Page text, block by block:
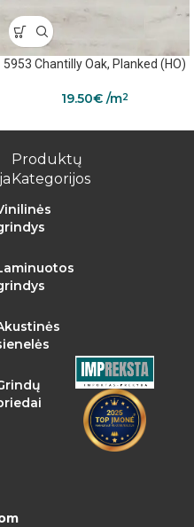
5953 Chantilly Oak, Planked (HO)
19.50€ /m2
Produktų
Kategorijos